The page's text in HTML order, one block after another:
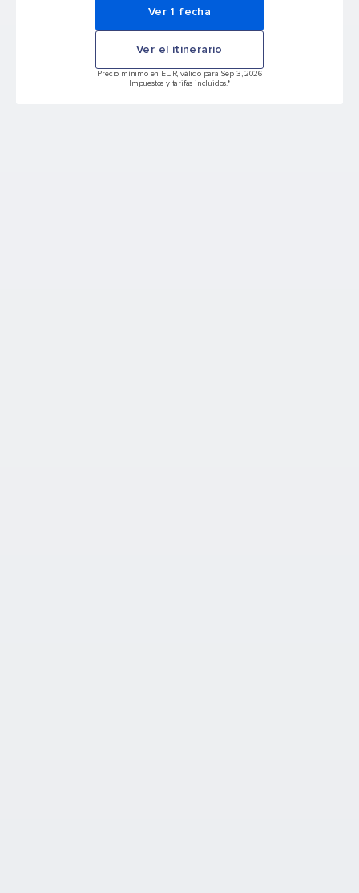
Ver 1 fecha
Ver el itinerario
Precio mínimo en EUR, válido para Sep 3, 2026
Impuestos y tarifas incluidos.*